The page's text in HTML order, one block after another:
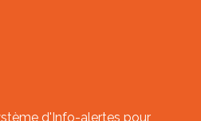
d'Info-alertes pour